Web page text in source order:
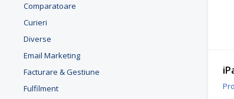
Comparatoare
Curieri
Diverse
Email Marketing
Facturare & Gestiune
Fulfilment